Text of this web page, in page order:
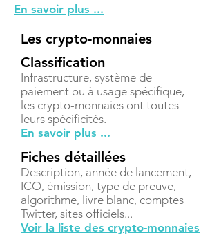
En savoir plus ...
Les crypto-monnaies
Classification
Infrastructure, système de
paiement ou à usage spécifique,
les crypto-monnaies ont toutes
leurs spécificités.
En savoir plus ...
Fiches détaillées
Description, année de lancement,
ICO, émission, type de preuve,
algorithme, livre blanc, comptes
Twitter, sites officiels...
Voir la liste des crypto-monnaies